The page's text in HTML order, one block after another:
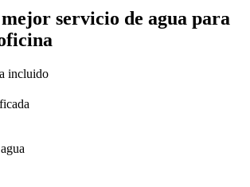
servicio de agua para
incluido